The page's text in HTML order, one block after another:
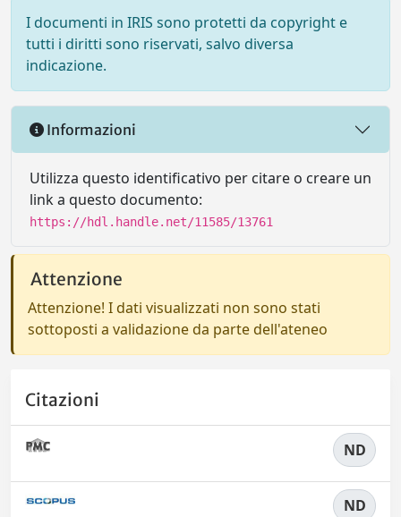
I documenti in IRIS sono protetti da copyright e
tutti i diritti sono riservati, salvo diversa
indicazione.
Informazioni
Utilizza questo identificativo per citare o creare un
link a questo documento:
https://hdl.handle.net/11585/13761
Attenzione
Attenzione! I dati visualizzati non sono stati
sottoposti a validazione da parte dell'ateneo
Citazioni
ND
ND